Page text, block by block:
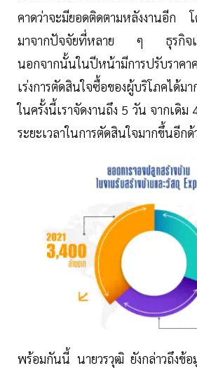
คาดว่าจะมียอดติดตามหลังงานอีก
มาจากปัจจัยที่หลาย ๆ ธุรกิจเริ่
นอกจากนั้นในปีหน้ามีการปรับราค
เร่งการตัดสินใจซื้อของผู้บริโภคได้
ในครั้งนี้เราจัดงานถึง 5 วัน จากเดิ
ระยะเวลาในการตัดสินใจมากขึ้นอีกด้
พร้อมกันนี้ นายวรวุฒิ ยังกล่าวถึงข้อ